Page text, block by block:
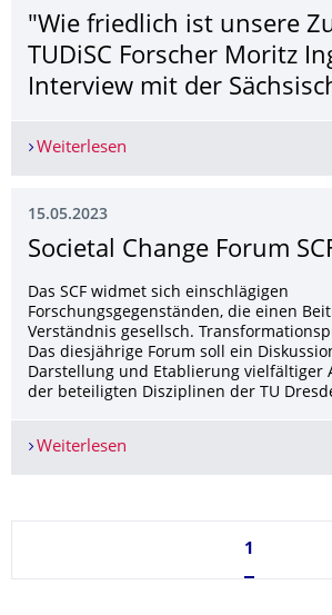
"Wie friedlich ist unsere
TUDiSC Forscher Moritz
Interview mit der
Weiterlesen
15.05.2023
Societal Change Forum
Das SCF widmet sich einschlägigen
Forschungsgegenständen, die einen
Verständnis gesellsch.
Das diesjährige Forum soll ein
Darstellung und Etablierung vielfältiger
der beteiligten Disziplinen der TU
Weiterlesen
Seite 1,
1